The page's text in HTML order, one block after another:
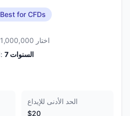
Best for CFDs
اختار 1,000,000 من المتداولين هذا الوسيط
الخبرة: 7 السنوات
الحد الأدنى للإيداع
$20